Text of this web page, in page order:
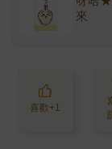
來
喜歡+1